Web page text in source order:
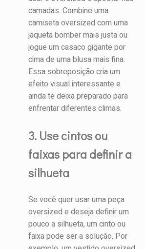
camadas. Combine uma
camiseta oversized com uma
jaqueta bomber mais justa ou
jogue um casaco gigante por
cima de uma blusa mais fina.
Essa sobreposição cria um
efeito visual interessante e
ainda te deixa preparado para
enfrentar diferentes climas.
3. Use cintos ou
faixas para definir a
silhueta
Se você quer usar uma peça
oversized e deseja definir um
pouco a silhueta, um cinto ou
faixa pode ser a solução. Por